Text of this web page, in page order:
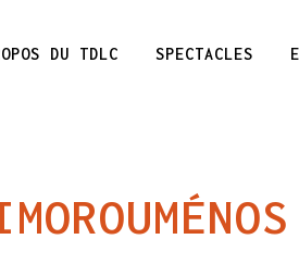
DU TDLC SPECTACLES